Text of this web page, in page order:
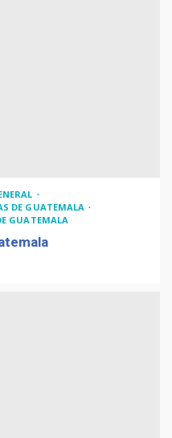
DE GUATEMALA
GUATEMALA